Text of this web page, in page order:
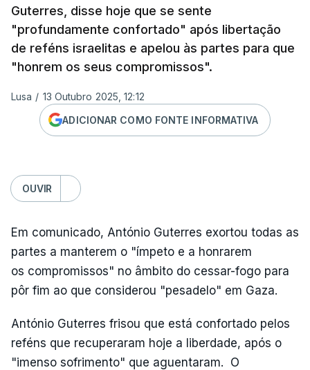
Guterres, disse hoje que se sente
"profundamente confortado" após libertação
de reféns israelitas e apelou às partes para que
"honrem os seus compromissos".
Lusa / 13 Outubro 2025, 12:12
ADICIONAR COMO FONTE INFORMATIVA
OUVIR
Em comunicado, António Guterres exortou todas as
partes a manterem o "ímpeto e a honrarem
os compromissos" no âmbito do cessar-fogo para
pôr fim ao que considerou "pesadelo" em Gaza.
António Guterres frisou que está confortado pelos
reféns que recuperaram hoje a liberdade, após o
"imenso sofrimento" que aguentaram. O